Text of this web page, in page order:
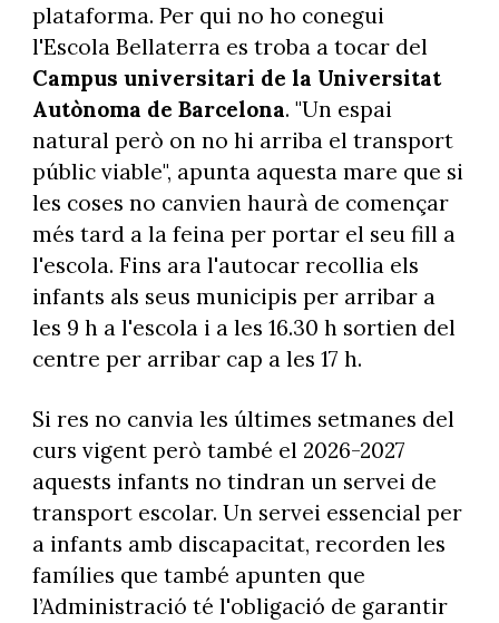
plataforma. Per qui no ho conegui
l'Escola Bellaterra es troba a tocar del
Campus universitari de la Universitat
Autònoma de Barcelona. "Un espai
natural però on no hi arriba el transport
públic viable", apunta aquesta mare que si
les coses no canvien haurà de començar
més tard a la feina per portar el seu fill a
l'escola. Fins ara l'autocar recollia els
infants als seus municipis per arribar a
les 9 h a l'escola i a les 16.30 h sortien del
centre per arribar cap a les 17 h.
Si res no canvia les últimes setmanes del
curs vigent però també el 2026-2027
aquests infants no tindran un servei de
transport escolar. Un servei essencial per
a infants amb discapacitat, recorden les
famílies que també apunten que
l’Administració té l'obligació de garantir